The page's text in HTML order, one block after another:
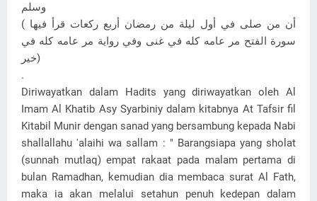
وسلم
( أن من صلى في أول ليلة من رمضان أربع ركعات قرأ فيها
سورة الفتح مر عامه كله في غنى وفي رواية مر عامه كله في
خير)
.
Diriwayatkan dalam Hadits yang diriwayatkan oleh Al
Imam Al Khatib Asy Syarbiniy dalam kitabnya At Tafsir fil
Kitabil Munir dengan sanad yang bersambung kepada Nabi
shallallahu 'alaihi wa sallam : " Barangsiapa yang sholat
(sunnah mutlaq) empat rakaat pada malam pertama di
bulan Ramadhan, kemudian dia membaca surat Al Fath,
maka ia akan melalui setahun penuh kedepan dalam